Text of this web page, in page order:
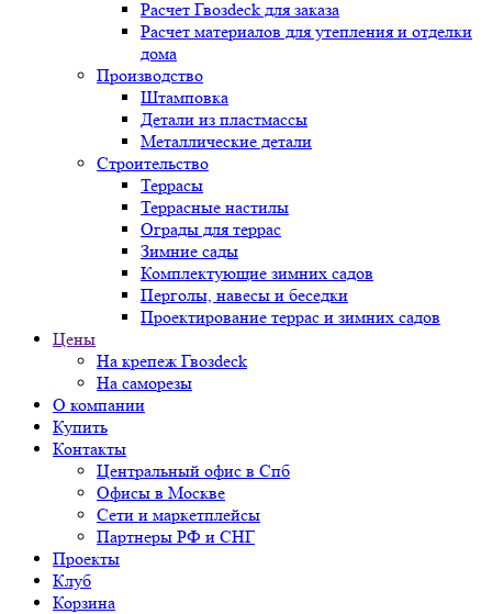
Расчет Гвозdeck для заказа
Расчет материалов для утепления и отделки
дома
Производство
Штамповка
Детали из пластмассы
Металлические детали
Строительство
Террасы
Террасные настилы
Ограды для террас
Зимние сады
Комплектующие зимних садов
Перголы, навесы и беседки
Проектирование террас и зимних садов
Цены
На крепеж Гвозdeck
На саморезы
О компании
Купить
Контакты
Центральный офис в Спб
Офисы в Москве
Сети и маркетплейсы
Партнеры РФ и СНГ
Проекты
Клуб
Корзина